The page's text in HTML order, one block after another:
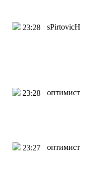
23:28 sPirtovicH
23:28 оптимист
23:27 оптимист